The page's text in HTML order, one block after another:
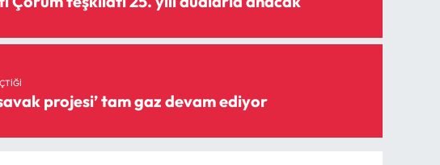
‘Şişme savak projesi’ tam gaz devam ediyor